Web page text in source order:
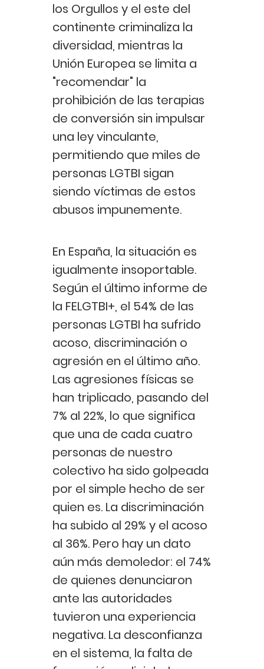
los Orgullos y el este del
continente criminaliza la
diversidad, mientras la
Unión Europea se limita a
"recomendar" la
prohibición de las terapias
de conversión sin impulsar
una ley vinculante,
permitiendo que miles de
personas LGTBI sigan
siendo víctimas de estos
abusos impunemente.
En España, la situación es
igualmente insoportable.
Según el último informe de
la FELGTBI+, el 54% de las
personas LGTBI ha sufrido
acoso, discriminación o
agresión en el último año.
Las agresiones físicas se
han triplicado, pasando del
7% al 22%, lo que significa
que una de cada cuatro
personas de nuestro
colectivo ha sido golpeada
por el simple hecho de ser
quien es. La discriminación
ha subido al 29% y el acoso
al 36%. Pero hay un dato
aún más demoledor: el 74%
de quienes denunciaron
ante las autoridades
tuvieron una experiencia
negativa. La desconfianza
en el sistema, la falta de